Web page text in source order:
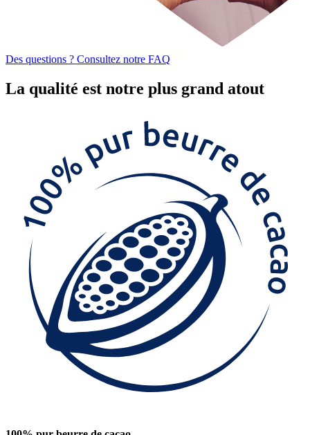
Des questions ? Consultez notre FAQ
La qualité est notre plus grand atout